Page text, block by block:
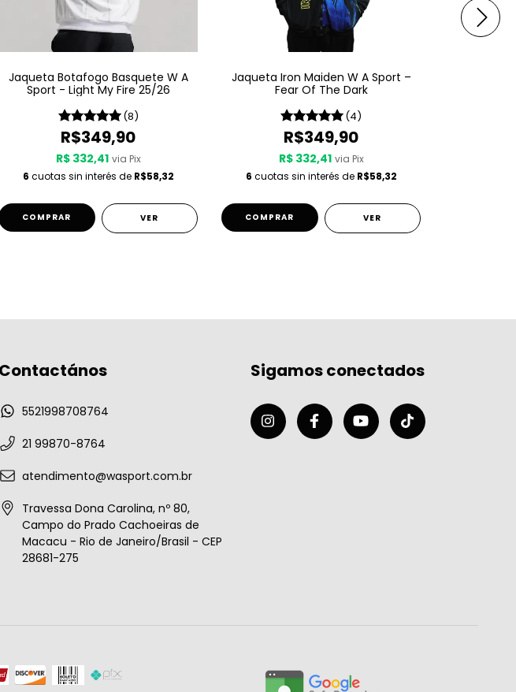
Jaqueta Botafogo Basquete W A
Sport - Light My Fire 25/26
(8)
R$349,90
R$ 332,41 via Pix
6 cuotas sin interés de R$58,32
COMPRAR VER
Jaqueta Iron Maiden W A Sport –
Fear Of The Dark
(4)
R$349,90
R$ 332,41 via Pix
6 cuotas sin interés de R$58,32
COMPRAR VER
Contactános
5521998708764
21 99870-8764
atendimento@wasport.com.br
Travessa Dona Carolina, nº 80,
Campo do Prado Cachoeiras de
Macacu - Rio de Janeiro/Brasil - CEP
28681-275
Sigamos conectados